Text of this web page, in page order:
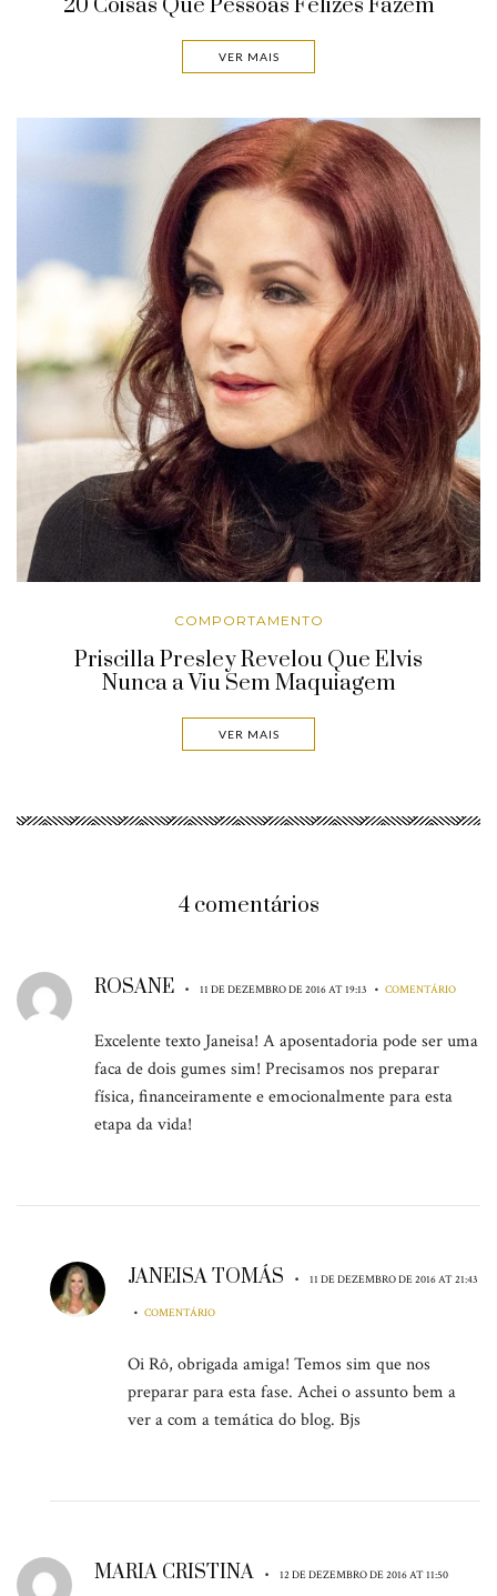
20 Coisas Que Pessoas Felizes Fazem
VER MAIS
COMPORTAMENTO
Priscilla Presley Revelou Que Elvis
Nunca a Viu Sem Maquiagem
VER MAIS
4 comentários
ROSANE • 11 DE DEZEMBRO DE 2016 AT 19:13 • COMENTÁRIO
Excelente texto Janeisa! A aposentadoria pode ser uma
faca de dois gumes sim! Precisamos nos preparar
física, financeiramente e emocionalmente para esta
etapa da vida!
JANEISA TOMÁS • 11 DE DEZEMBRO DE 2016 AT 21:43
• COMENTÁRIO
Oi Rô, obrigada amiga! Temos sim que nos
preparar para esta fase. Achei o assunto bem a
ver a com a temática do blog. Bjs
MARIA CRISTINA • 12 DE DEZEMBRO DE 2016 AT 11:50